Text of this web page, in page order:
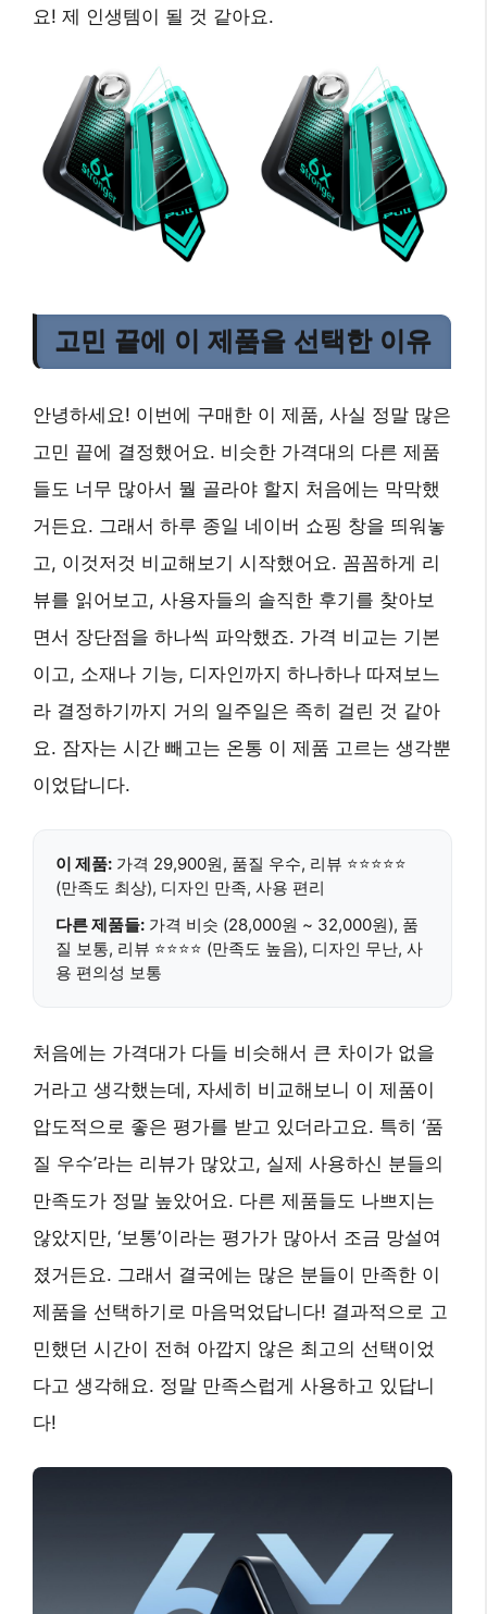
요! 제 인생템이 될 것 같아요.
고민 끝에 이 제품을 선택한 이유
안녕하세요! 이번에 구매한 이 제품, 사실 정말 많은
고민 끝에 결정했어요. 비슷한 가격대의 다른 제품
들도 너무 많아서 뭘 골라야 할지 처음에는 막막했
거든요. 그래서 하루 종일 네이버 쇼핑 창을 띄워놓
고, 이것저것 비교해보기 시작했어요. 꼼꼼하게 리
뷰를 읽어보고, 사용자들의 솔직한 후기를 찾아보
면서 장단점을 하나씩 파악했죠. 가격 비교는 기본
이고, 소재나 기능, 디자인까지 하나하나 따져보느
라 결정하기까지 거의 일주일은 족히 걸린 것 같아
요. 잠자는 시간 빼고는 온통 이 제품 고르는 생각뿐
이었답니다.
이 제품: 가격 29,900원, 품질 우수, 리뷰 ⭐⭐⭐⭐⭐
(만족도 최상), 디자인 만족, 사용 편리
다른 제품들: 가격 비슷 (28,000원 ~ 32,000원), 품
질 보통, 리뷰 ⭐⭐⭐⭐ (만족도 높음), 디자인 무난, 사
용 편의성 보통
처음에는 가격대가 다들 비슷해서 큰 차이가 없을
거라고 생각했는데, 자세히 비교해보니 이 제품이
압도적으로 좋은 평가를 받고 있더라고요. 특히 ‘품
질 우수’라는 리뷰가 많았고, 실제 사용하신 분들의
만족도가 정말 높았어요. 다른 제품들도 나쁘지는
않았지만, ‘보통’이라는 평가가 많아서 조금 망설여
졌거든요. 그래서 결국에는 많은 분들이 만족한 이
제품을 선택하기로 마음먹었답니다! 결과적으로 고
민했던 시간이 전혀 아깝지 않은 최고의 선택이었
다고 생각해요. 정말 만족스럽게 사용하고 있답니
다!